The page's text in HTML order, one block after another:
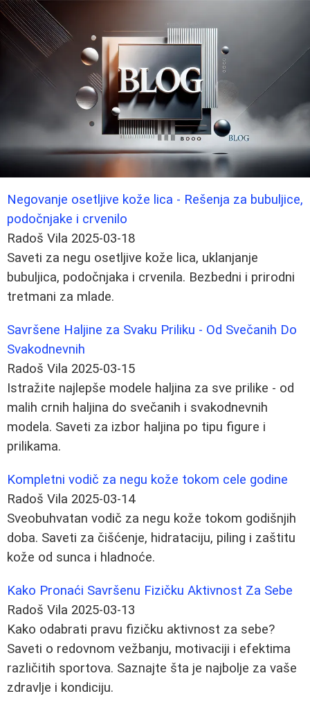
Negovanje osetljive kože lica - Rešenja za bubuljice,
podočnjake i crvenilo
Radoš Vila 2025-03-18
Saveti za negu osetljive kože lica, uklanjanje
bubuljica, podočnjaka i crvenila. Bezbedni i prirodni
tretmani za mlade.
Savršene Haljine za Svaku Priliku - Od Svečanih Do
Svakodnevnih
Radoš Vila 2025-03-15
Istražite najlepše modele haljina za sve prilike - od
malih crnih haljina do svečanih i svakodnevnih
modela. Saveti za izbor haljina po tipu figure i
prilikama.
Kompletni vodič za negu kože tokom cele godine
Radoš Vila 2025-03-14
Sveobuhvatan vodič za negu kože tokom godišnjih
doba. Saveti za čišćenje, hidrataciju, piling i zaštitu
kože od sunca i hladnoće.
Kako Pronaći Savršenu Fizičku Aktivnost Za Sebe
Radoš Vila 2025-03-13
Kako odabrati pravu fizičku aktivnost za sebe?
Saveti o redovnom vežbanju, motivaciji i efektima
različitih sportova. Saznajte šta je najbolje za vaše
zdravlje i kondiciju.